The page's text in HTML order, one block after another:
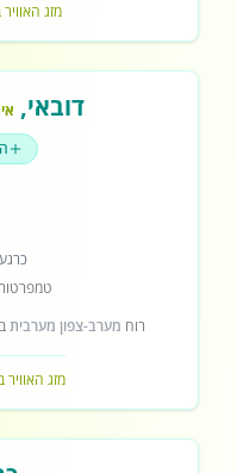
מזג האוויר
דובאי,
כרגע
רוח מערב-צפון מערבית
מזג האוויר